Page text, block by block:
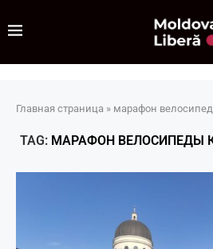
Главная страница » марафон
TAG: МАРАФОН ВЕЛОСИПЕДЫ